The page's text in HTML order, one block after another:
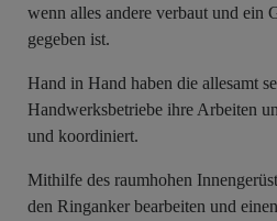
wenn alles andere verbaut und ein
gegeben ist.
Hand in Hand haben die allesamt
Handwerksbetriebe ihre Arbeiten
und koordiniert.
Mithilfe des raumhohen
den Ringanker bearbeiten und